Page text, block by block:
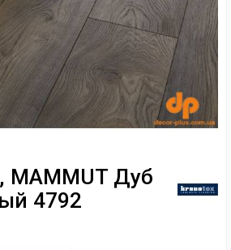
MAMMUT Дуб
4792